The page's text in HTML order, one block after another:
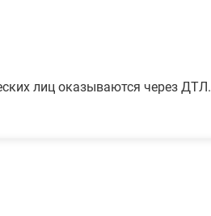
лиц оказываются через ДТЛ.